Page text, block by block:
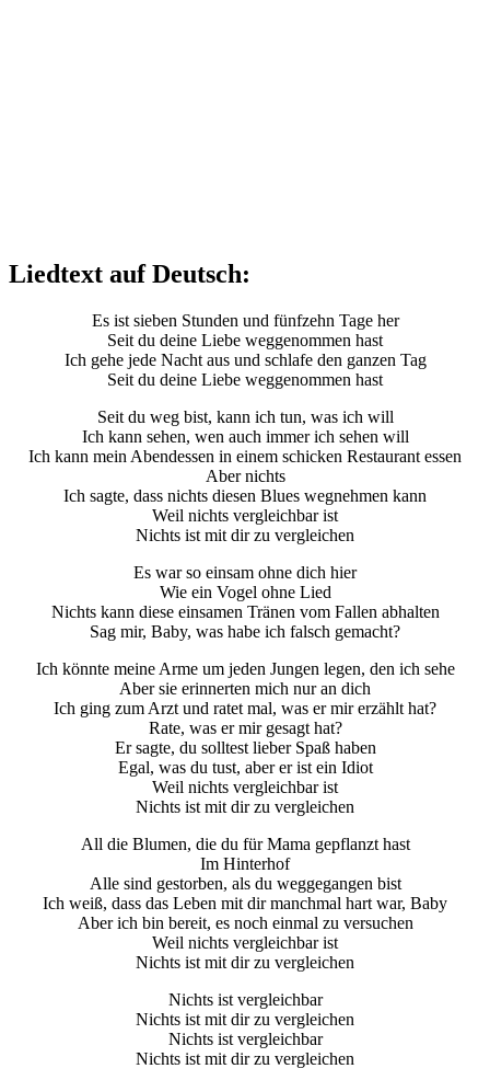
Liedtext auf Deutsch:
Es ist sieben Stunden und fünfzehn Tage her
Seit du deine Liebe weggenommen hast
Ich gehe jede Nacht aus und schlafe den ganzen Tag
Seit du deine Liebe weggenommen hast
Seit du weg bist, kann ich tun, was ich will
Ich kann sehen, wen auch immer ich sehen will
Ich kann mein Abendessen in einem schicken Restaurant essen
Aber nichts
Ich sagte, dass nichts diesen Blues wegnehmen kann
Weil nichts vergleichbar ist
Nichts ist mit dir zu vergleichen
Es war so einsam ohne dich hier
Wie ein Vogel ohne Lied
Nichts kann diese einsamen Tränen vom Fallen abhalten
Sag mir, Baby, was habe ich falsch gemacht?
Ich könnte meine Arme um jeden Jungen legen, den ich sehe
Aber sie erinnerten mich nur an dich
Ich ging zum Arzt und ratet mal, was er mir erzählt hat?
Rate, was er mir gesagt hat?
Er sagte, du solltest lieber Spaß haben
Egal, was du tust, aber er ist ein Idiot
Weil nichts vergleichbar ist
Nichts ist mit dir zu vergleichen
All die Blumen, die du für Mama gepflanzt hast
Im Hinterhof
Alle sind gestorben, als du weggegangen bist
Ich weiß, dass das Leben mit dir manchmal hart war, Baby
Aber ich bin bereit, es noch einmal zu versuchen
Weil nichts vergleichbar ist
Nichts ist mit dir zu vergleichen
Nichts ist vergleichbar
Nichts ist mit dir zu vergleichen
Nichts ist vergleichbar
Nichts ist mit dir zu vergleichen